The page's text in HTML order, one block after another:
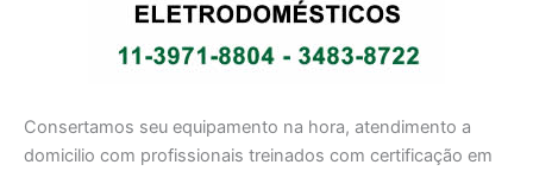
Consertamos seu equipamento na hora, atendimento a
domicilio com profissionais treinados com certificação em